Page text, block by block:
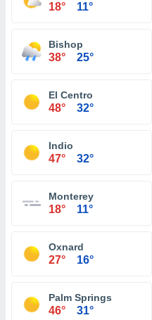
18° 11°
Bishop
38° 25°
El Centro
48° 32°
Indio
47° 32°
Monterey
18° 11°
Oxnard
27° 16°
Palm Springs
46° 31°